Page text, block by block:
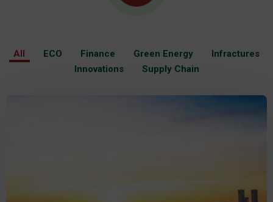
All ECO Finance Green Energy
Infractures
Innovations
Supply Chain